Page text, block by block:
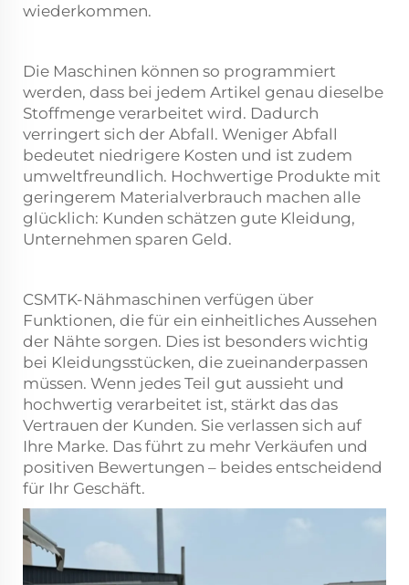
wiederkommen.
Die Maschinen können so programmiert
werden, dass bei jedem Artikel genau dieselbe
Stoffmenge verarbeitet wird. Dadurch
verringert sich der Abfall. Weniger Abfall
bedeutet niedrigere Kosten und ist zudem
umweltfreundlich. Hochwertige Produkte mit
geringerem Materialverbrauch machen alle
glücklich: Kunden schätzen gute Kleidung,
Unternehmen sparen Geld.
CSMTK-Nähmaschinen verfügen über
Funktionen, die für ein einheitliches Aussehen
der Nähte sorgen. Dies ist besonders wichtig
bei Kleidungsstücken, die zueinanderpassen
müssen. Wenn jedes Teil gut aussieht und
hochwertig verarbeitet ist, stärkt das das
Vertrauen der Kunden. Sie verlassen sich auf
Ihre Marke. Das führt zu mehr Verkäufen und
positiven Bewertungen – beides entscheidend
für Ihr Geschäft.